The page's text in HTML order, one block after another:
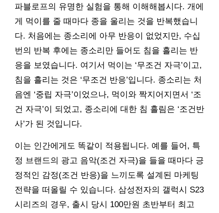
파블로프의 유명한 실험을 통해 이해해봅시다. 개에
게 먹이를 줄 때마다 종을 울리는 것을 반복했습니
다. 처음에는 종소리에 아무 반응이 없었지만, 수십
번의 반복 후에는 종소리만 들어도 침을 흘리는 반
응을 보였습니다. 여기서 먹이는 ‘무조건 자극’이고,
침을 흘리는 것은 ‘무조건 반응’입니다. 종소리는 처
음엔 ‘중립 자극’이었으나, 먹이와 짝지어지면서 ‘조
건 자극’이 되었고, 종소리에 대한 침 흘림은 ‘조건반
사’가 된 것입니다.
이는 인간에게도 똑같이 적용됩니다. 예를 들어, 특
정 브랜드의 광고 음악(조건 자극)을 들을 때마다 긍
정적인 감정(조건 반응)을 느끼도록 설계된 마케팅
전략을 떠올릴 수 있습니다. 삼성전자의 갤럭시 S23
시리즈의 경우, 출시 당시 100만원 초반부터 최고